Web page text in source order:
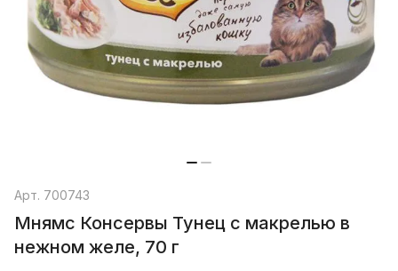
Арт. 700743
Мнямс Консервы Тунец с макрелью в
нежном желе, 70 г